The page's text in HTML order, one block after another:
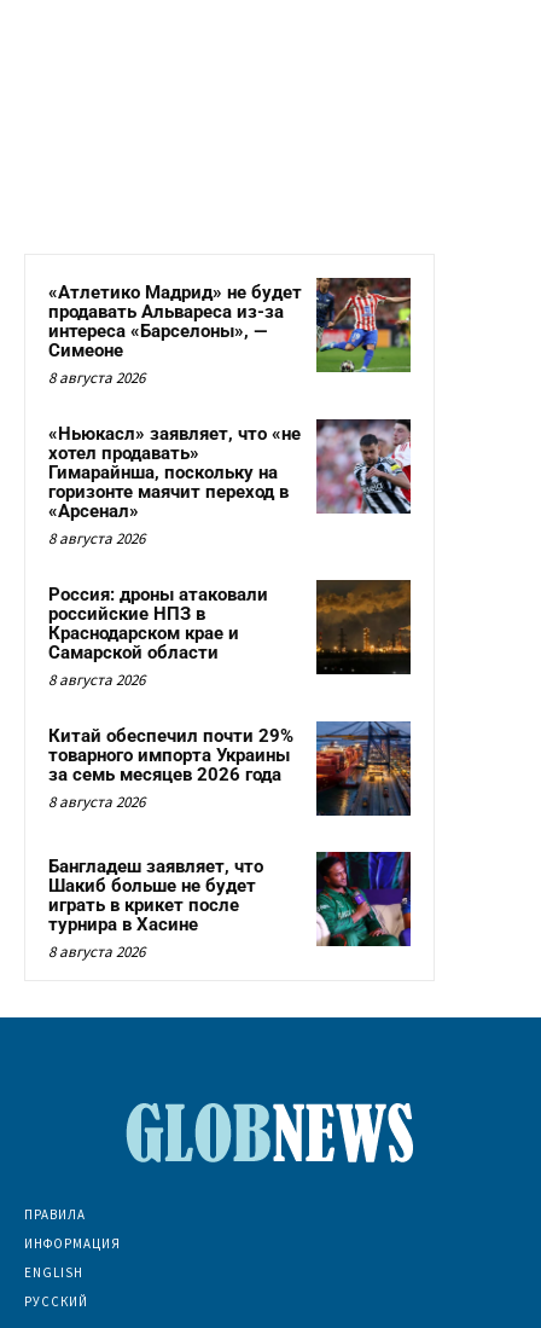
«Атлетико Мадрид» не будет
продавать Альвареса из-за
интереса «Барселоны», —
Симеоне
8 августа 2026
«Ньюкасл» заявляет, что «не
хотел продавать»
Гимарайнша, поскольку на
горизонте маячит переход в
«Арсенал»
8 августа 2026
Россия: дроны атаковали
российские НПЗ в
Краснодарском крае и
Самарской области
8 августа 2026
Китай обеспечил почти 29%
товарного импорта Украины
за семь месяцев 2026 года
8 августа 2026
Бангладеш заявляет, что
Шакиб больше не будет
играть в крикет после
турнира в Хасине
8 августа 2026
ПРАВИЛА
ИНФОРМАЦИЯ
ENGLISH
РУССКИЙ